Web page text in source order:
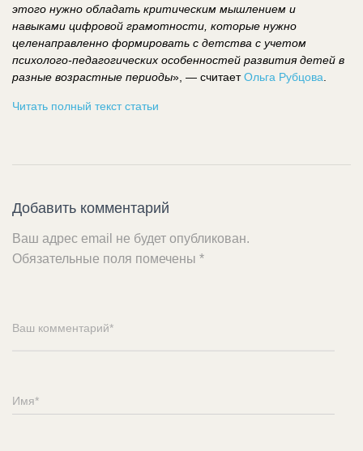
этого нужно обладать критическим мышлением и
навыками цифровой грамотности, которые нужно
целенаправленно формировать с детства с учетом
психолого-педагогических особенностей развития детей в
разные возрастные периоды», — считаетОльга Рубцова
Читать полный текст статьи
Добавить комментарий
Ваш адрес email не будет опубликован.
Обязательные поля помечены *